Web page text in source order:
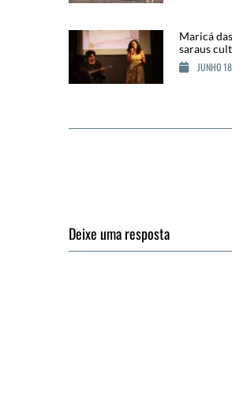
Maricá
saraus
JUNHO
Deixe uma resposta